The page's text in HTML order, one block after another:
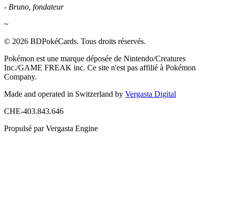
- Bruno, fondateur
~
© 2026 BDPokéCards. Tous droits réservés.
Pokémon est une marque déposée de Nintendo/Creatures
Inc./GAME FREAK inc. Ce site n'est pas affilié à Pokémon
Company.
Made and operated in Switzerland by Vergasta Digital
CHE-403.843.646
Propulsé par Vergasta Engine